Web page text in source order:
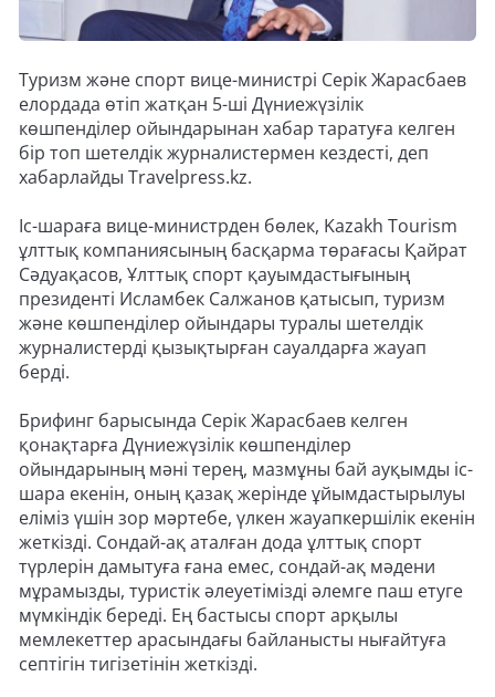
Туризм және спорт вице-министрі Серік Жарасбаев
елордада өтіп жатқан 5-ші Дүниежүзілік
көшпенділер ойындарынан хабар таратуға келген
бір топ шетелдік журналистермен кездесті, деп
хабарлайды Travelpress.kz.
Іс-шараға вице-министрден бөлек, Kazakh Tourism
ұлттық компаниясының басқарма төрағасы Қайрат
Сәдуақасов, Ұлттық спорт қауымдастығының
президенті Исламбек Салжанов қатысып, туризм
және көшпенділер ойындары туралы шетелдік
журналистерді қызықтырған сауалдарға жауап
берді.
Брифинг барысында Серік Жарасбаев келген
қонақтарға Дүниежүзілік көшпенділер
ойындарының мәні терең, мазмұны бай ауқымды іс-
шара екенін, оның қазақ жерінде ұйымдастырылуы
еліміз үшін зор мәртебе, үлкен жауапкершілік екенін
жеткізді. Сондай-ақ аталған дода ұлттық спорт
түрлерін дамытуға ғана емес, сондай-ақ мәдени
мұрамызды, туристік әлеуетімізді әлемге паш етуге
мүмкіндік береді. Ең бастысы спорт арқылы
мемлекеттер арасындағы байланысты нығайтуға
септігін тигізетінін жеткізді.